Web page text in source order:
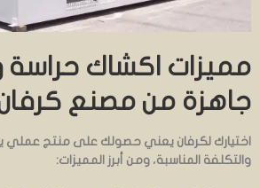
مميزات اكشاك حراسة
جاهزة من مصنع
اختيارك لكرفان يعني حصولك على منتج عملي
والتكلفة المناسبة، ومن أبرز المميزات: